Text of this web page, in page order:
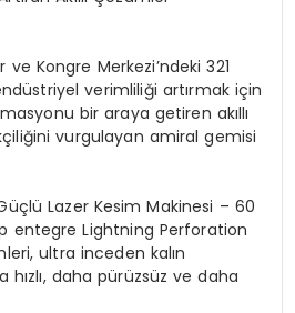
ve Kongre Merkezi’ndeki 321
verimliliği artırmak için
bir araya getiren akıllı
vurgulayan amiral gemisi
Lazer Kesim Makinesi – 60
entegre Lightning Perforation
ultra inceden kalın
daha pürüzsüz ve daha